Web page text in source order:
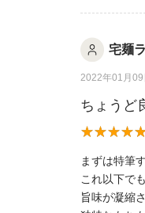
宅麺
2022年01月09
ちょうど
まずは特筆
これ以下で
旨味が凝縮